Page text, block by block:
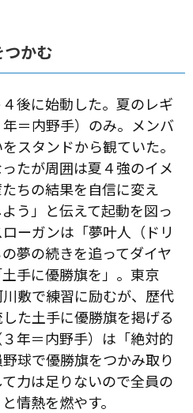
かむ
後に始動した。夏のレギ
＝内野手）のみ。メンバ
スタンドから観ていた。
たが周囲は夏４強のイメ
ちの結果を自信に変え
う」と伝えて起動を図っ
ーガンは「夢叶人（ドリ
夢の続きを追ってダイヤ
手に優勝旗を」。東京
敷で練習に励むが、歴代
た土手に優勝旗を掲げる
年＝内野手）は「絶対的
球で優勝旗をつかみ取り
力は足りないので全員の
情熱を燃やす。